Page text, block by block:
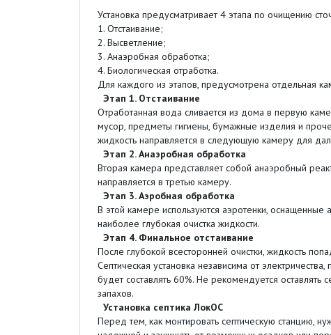
Установка предусматривает 4 этапа по очищению
1. Отстаивание;
2. Высветление;
3. Анаэробная обработка;
4. Биологическая отработка.
Для каждого из этапов, предусмотрена отдельная
Этап 1. Отстаивание
Отработанная вода сливается из дома в первую
мусор, предметы гигиены, бумажные изделия и
жидкость направляется в следующую камеру для
Этап 2. Анаэробная обработка
Вторая камера представляет собой анаэробный
направляется в третью камеру.
Этап 3. Аэробная обработка
В этой камере используются аэротенки,
наиболее глубокая очистка жидкости.
Этап 4. Финальное отстаивание
После глубокой всесторонней очистки, жидкость
Септическая установка независима от
будет составлять 60%. Не рекомендуется
запахов.
Установка септика ЛокОС
Перед тем, как монтировать септическую станцию,